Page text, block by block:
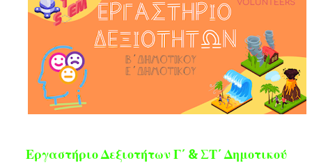
Εργαστήριο Δεξιοτήτων Γ΄ & ΣΤ΄ Δημοτικού